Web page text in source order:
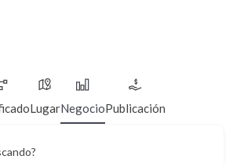
LugarNegocioPublicación